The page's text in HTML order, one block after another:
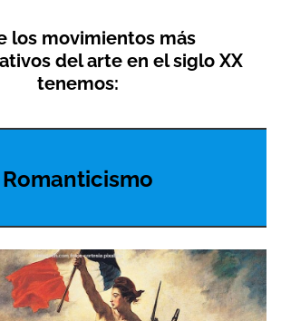
los movimientos más
del arte en el siglo XX
tenemos:
Romanticismo